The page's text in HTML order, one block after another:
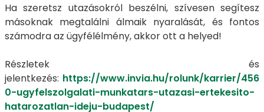
Ha szeretsz utazásokról beszélni, szívesen segítesz
másoknak megtalálni álmaik nyaralását, és fontos
számodra az ügyfélélmény, akkor ott a helyed!
Részletek és
jelentkezés: https://www.invia.hu/rolunk/karrier/456
0-ugyfelszolgalati-munkatars-utazasi-ertekesito-
hatarozatlan-ideju-budapest/